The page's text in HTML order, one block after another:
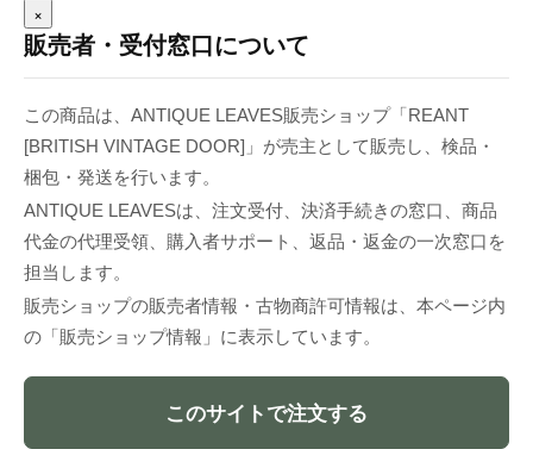
×
販売者・受付窓口について
この商品は、ANTIQUE LEAVES販売ショップ「REANT
[BRITISH VINTAGE DOOR]」が売主として販売し、検品・
梱包・発送を行います。
ANTIQUE LEAVESは、注文受付、決済手続きの窓口、商品
代金の代理受領、購入者サポート、返品・返金の一次窓口を
担当します。
販売ショップの販売者情報・古物商許可情報は、本ページ内
の「販売ショップ情報」に表示しています。
このサイトで注文する